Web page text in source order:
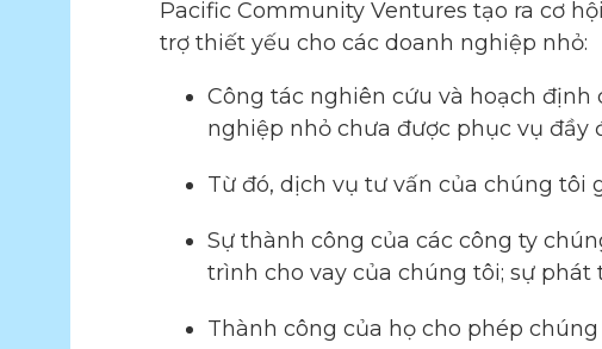
Pacific Community Ventures tạo ra cơ
trợ thiết yếu cho các doanh nghiệp nhỏ:
Công tác nghiên cứu và hoạch
nghiệp nhỏ chưa được phục vụ đầy
Từ đó, dịch vụ tư vấn của chúng tôi
Sự thành công của các công ty
trình cho vay của chúng tôi; sự
Thành công của họ cho phép